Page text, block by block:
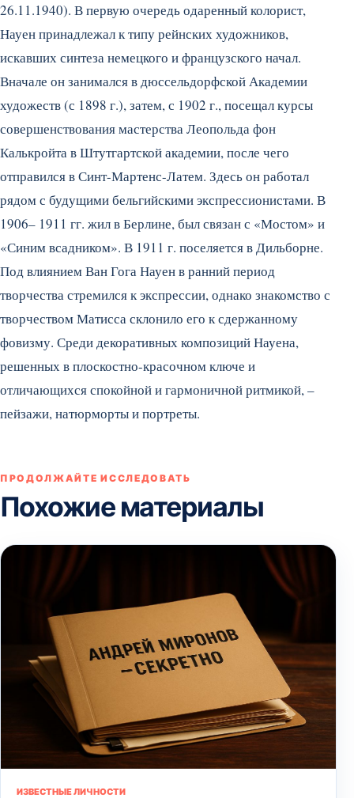
26.11.1940). В первую очередь одаренный колорист,
Науен принадлежал к типу рейнских художников,
искавших синтеза немецкого и французского начал.
Вначале он занимался в дюссельдорфской Академии
художеств (с 1898 г.), затем, с 1902 г., посещал курсы
совершенствования мастерства Леопольда фон
Калькройта в Штутгартской академии, после чего
отправился в Синт-Мартенс-Латем. Здесь он работал
рядом с будущими бельгийскими экспрессионистами. В
1906– 1911 гг. жил в Берлине, был связан с «Мостом» и
«Синим всадником». В 1911 г. поселяется в Дильборне.
Под влиянием Ван Гога Науен в ранний период
творчества стремился к экспрессии, однако знакомство с
творчеством Матисса склонило его к сдержанному
фовизму. Среди декоративных композиций Науена,
решенных в плоскостно-красочном ключе и
отличающихся спокойной и гармоничной ритмикой, –
пейзажи, натюрморты и портреты.
ПРОДОЛЖАЙТЕ ИССЛЕДОВАТЬ
Похожие материалы
ИЗВЕСТНЫЕ ЛИЧНОСТИ